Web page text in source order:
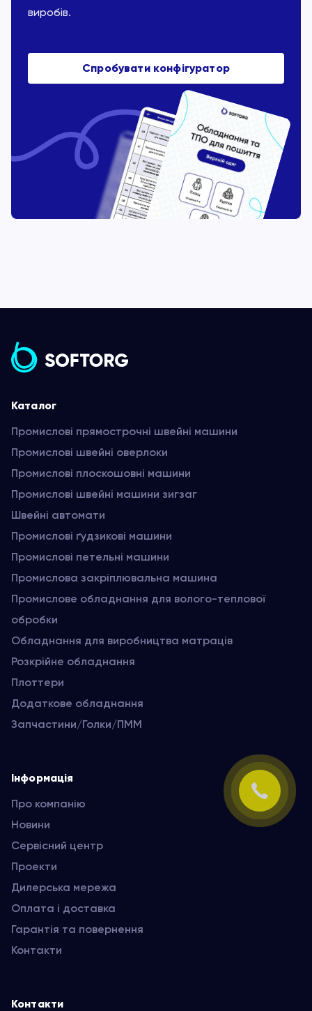
виробів.
Спробувати конфігуратор
Каталог
Промислові прямострочні швейні машини
Промислові швейні оверлоки
Промислові плоскошовні машини
Промислові швейні машини зигзаг
Швейні автомати
Промислові ґудзикові машини
Промислові петельні машини
Промислова закріплювальна машина
Промислове обладнання для волого-теплової
обробки
Обладнання для виробництва матраців
Розкрійне обладнання
Плоттери
Додаткове обладнання
Запчастини/Голки/ПММ
Інформація
Про компанію
Новини
Сервісний центр
Проекти
Дилерська мережа
Оплата і доставка
Гарантія та повернення
Контакти
Контакти